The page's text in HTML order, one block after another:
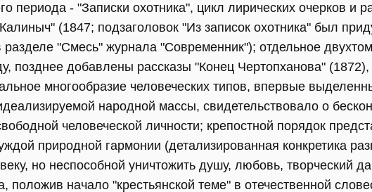
периода - "Записки охотника", цикл лирических очерков и
(1847; подзаголовок "Из записок охотника" был
разделе "Смесь" журнала "Современник"); отдельное
позднее добавлены рассказы "Конец Чертопханова"
многообразие человеческих типов, впервые
народной массы, свидетельствовало о
человеческой личности; крепостной порядок
природной гармонии (детализированная конкретика
но неспособной уничтожить душу, любовь, творческий
положив начало "крестьянской теме" в отечественной